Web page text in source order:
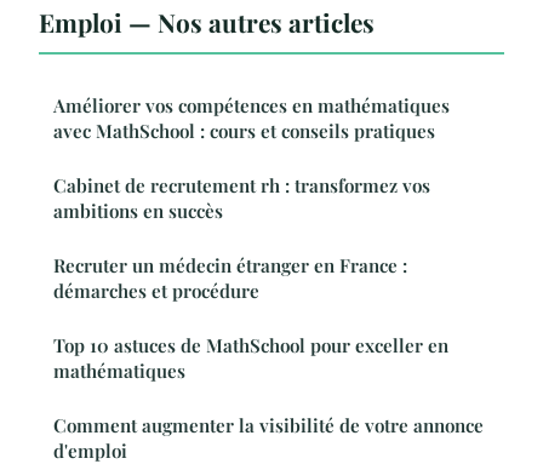
Emploi — Nos autres articles
Améliorer vos compétences en mathématiques
avec MathSchool : cours et conseils pratiques
Cabinet de recrutement rh : transformez vos
ambitions en succès
Recruter un médecin étranger en France :
démarches et procédure
Top 10 astuces de MathSchool pour exceller en
mathématiques
Comment augmenter la visibilité de votre annonce
d'emploi